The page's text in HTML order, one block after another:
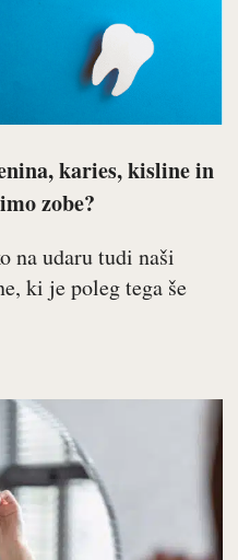
karies, kisline in
zobe?
na udaru tudi naši
ki je poleg tega še